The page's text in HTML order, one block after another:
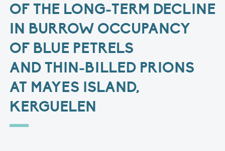
OF THE LONG‑TERM DECLINE
IN BURROW OCCUPANCY
OF BLUE PETRELS
AND THIN‑BILLED PRIONS
AT MAYES ISLAND,
KERGUELEN